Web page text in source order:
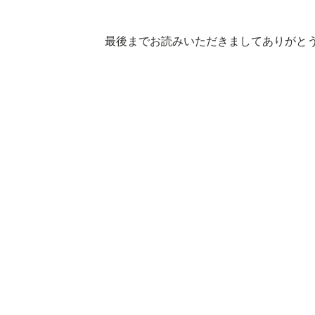
最後までお読みいただきましてありがと